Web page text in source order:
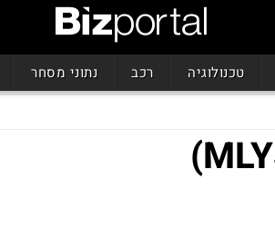
טכנולוגיה רכב נתוני מסחר